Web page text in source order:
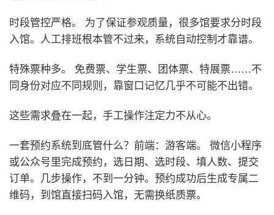
时段管控严格。 为了保证参观质量，很多馆要求分时段
入馆。人工排班根本管不过来，系统自动控制才靠谱。
特殊票种多。 免费票、学生票、团体票、特展票……不
同身份对应不同规则，靠窗口记忆几乎不可能不出错。
这些需求叠在一起，手工操作注定力不从心。
一套预约系统到底管什么？ 前端：游客端。 微信小程序
或公众号里完成预约，选日期、选时段、填人数、提交
订单。几步操作，不到一分钟。预约成功后生成专属二
维码，到馆直接扫码入馆，无需换纸质票。